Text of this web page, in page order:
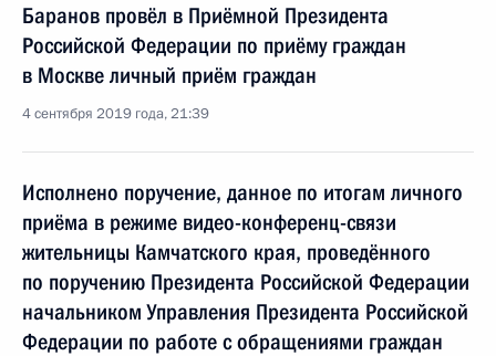
Баранов провёл в Приёмной Президента
Российской Федерации по приёму граждан
в Москве личный приём граждан
4 сентября 2019 года, 21:39
Исполнено поручение, данное по итогам личного
приёма в режиме видео-конференц-связи
жительницы Камчатского края, проведённого
по поручению Президента Российской Федерации
начальником Управления Президента Российской
Федерации по работе с обращениями граждан